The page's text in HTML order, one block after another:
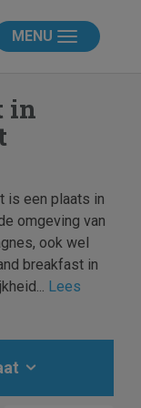
MENU
in
is een plaats in
omgeving van
ook wel
breakfast in
Lees